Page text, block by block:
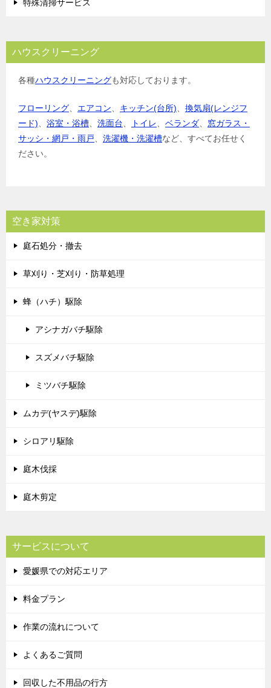
特殊清掃サービス
ハウスクリーニング
各種ハウスクリーニングも対応しております。
フローリング エアコン キッチン(台所)
換気扇(レンジフ
ード)
浴室・浴槽 洗面台 トイレ ベランダ
窓ガラス・
サッシ・網戸・雨戸
洗濯機・洗濯槽など、すべてお任せく
ださい。
空き家対策
庭石処分・撤去
草刈り・芝刈り・防草処理
蜂（ハチ）駆除
アシナガバチ駆除
スズメバチ駆除
ミツバチ駆除
ムカデ(ヤスデ)駆除
シロアリ駆除
庭木伐採
庭木剪定
サービスについて
愛媛県での対応エリア
料金プラン
作業の流れについて
よくあるご質問
回収した不用品の行方